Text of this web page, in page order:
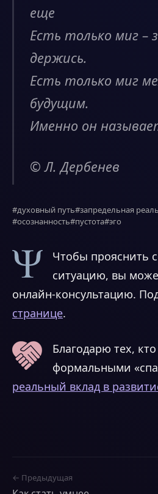
еще
Есть только миг –
держись.
Есть только миг
будущим.
Именно он
© Л. Дербенев
#духовный путь#запредельная
#осознанность#пустота#эго
Чтобы прояснить
ситуацию, вы
онлайн-консультацию.
странице.
Благодарю тех,
формальными
реальный вклад в
← Предыдущая